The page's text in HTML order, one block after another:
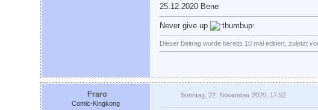
25.12.2020 Bene
Never give up
Dieser Beitrag wurde bereits 10 mal editiert, zuletzt
Fraro
Comic-Kingkong
Sonntag, 22. November 2020, 17:52